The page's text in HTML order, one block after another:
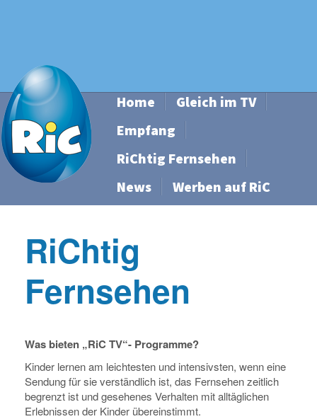
Home
Gleich im TV
Empfang
RiChtig Fernsehen
News
Werben auf RiC
RiChtig
Fernsehen
Was bieten „RiC TV“- Programme?
Kinder lernen am leichtesten und intensivsten, wenn eine
Sendung für sie verständlich ist, das Fernsehen zeitlich
begrenzt ist und gesehenes Verhalten mit alltäglichen
Erlebnissen der Kinder übereinstimmt.